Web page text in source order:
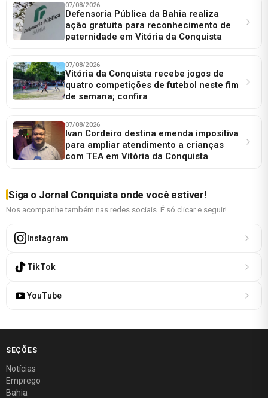
07/08/2026
Defensoria Pública da Bahia realiza
ação gratuita para reconhecimento de
paternidade em Vitória da Conquista
07/08/2026
Vitória da Conquista recebe jogos de
quatro competições de futebol neste fim
de semana; confira
07/08/2026
Ivan Cordeiro destina emenda impositiva
para ampliar atendimento a crianças
com TEA em Vitória da Conquista
Siga o Jornal Conquista onde você estiver!
Nos acompanhe também nas redes sociais. É só clicar e seguir!
Instagram
TikTok
YouTube
SEÇÕES
Notícias
Emprego
Bahia